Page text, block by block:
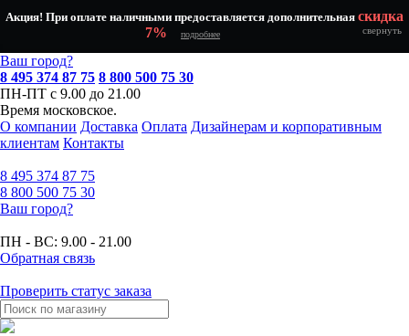
Акция! При оплате наличными предоставляется дополнительная скидка
7%
подробнее свернуть
Ваш город?
8 495 374 87 75 8 800 500 75 30
ПН-ПТ с 9.00 до 21.00
Время московское.
О компании Доставка Оплата Дизайнерам и корпоративным
клиентам Контакты
8 495 374 87 75
8 800 500 75 30
Ваш город?
ПН - ВС: 9.00 - 21.00
Обратная связь
Проверить статус заказа